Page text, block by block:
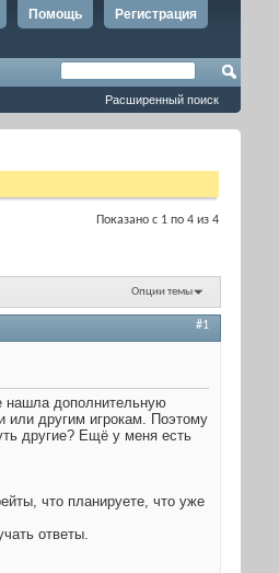
Регистрация
Помощь
Расширенный поиск
Показано с 1 по 4 из 4
Опции темы
#1
нашла дополнительную
или другим игрокам. Поэтому
другие? Ещё у меня есть
что планируете, что уже
ответы.